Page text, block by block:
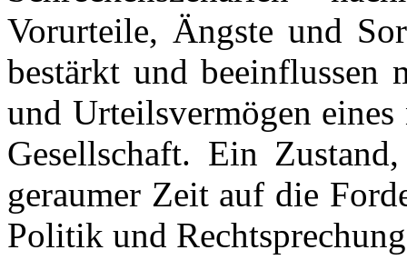
Vorurteile, Ängste und
bestärkt und beeinflussen
und Urteilsvermögen
Gesellschaft. Ein
geraumer Zeit auf die
Politik und